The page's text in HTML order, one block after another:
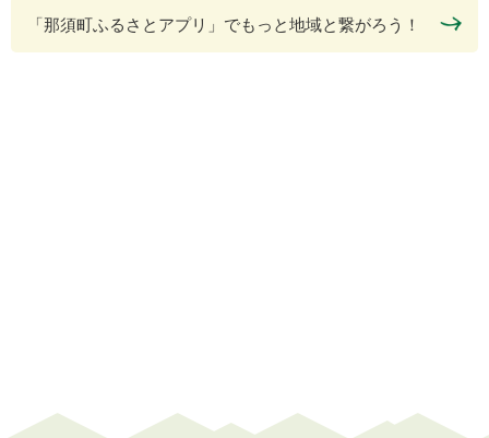
「那須町ふるさとアプリ」でもっと地域と繋がろう！